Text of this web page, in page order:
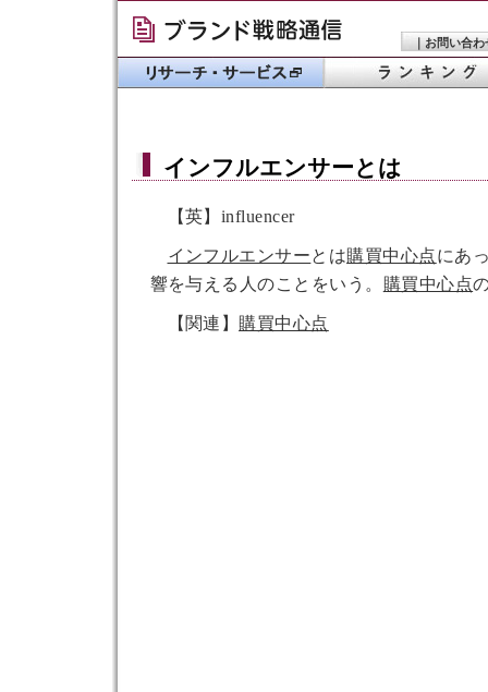
｜ お問い合わ
インフルエンサーとは
【英】influencer
インフルエンサーとは購買中心点にあ
響を与える人のことをいう。 購買中心点
【関連】 購買中心点